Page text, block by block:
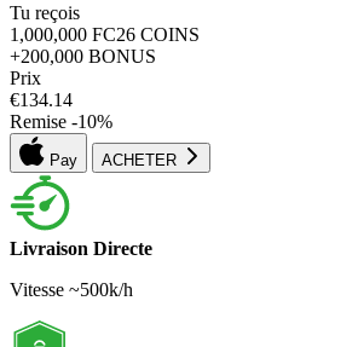
Tu reçois
1,000,000 FC26 COINS
+200,000 BONUS
Prix
€134.14
Remise -10%
Pay ACHETER
Livraison Directe
Vitesse ~500k/h